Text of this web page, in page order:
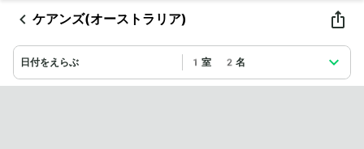
ケアンズ(オーストラリア)
日付をえらぶ 1室 2名